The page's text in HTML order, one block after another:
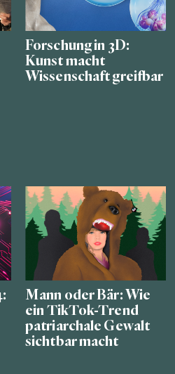
Forschung in 3D:
Kunst macht
Wissenschaft greifbar
Mann oder Bär: Wie
ein TikTok-Trend
patriarchale Gewalt
sichtbar macht